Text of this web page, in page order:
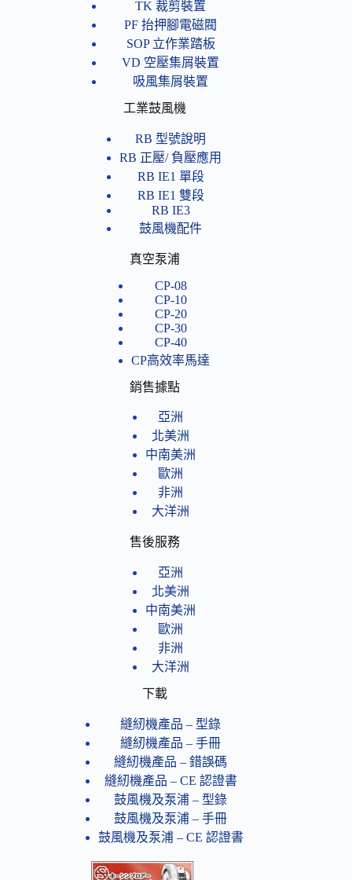
TK 裁剪裝置
PF 抬押腳電磁閥
SOP 立作業踏板
VD 空壓集屑裝置
吸風集屑裝置
工業鼓風機
RB 型號說明
RB 正壓/ 負壓應用
RB IE1 單段
RB IE1 雙段
RB IE3
鼓風機配件
真空泵浦
CP-08
CP-10
CP-20
CP-30
CP-40
CP高效率馬達
銷售據點
亞洲
北美洲
中南美洲
歐洲
非洲
大洋洲
售後服務
亞洲
北美洲
中南美洲
歐洲
非洲
大洋洲
下載
縫紉機產品 – 型錄
縫紉機產品 – 手冊
縫紉機產品 – 錯誤碼
縫紉機產品 – CE 認證書
鼓風機及泵浦 – 型錄
鼓風機及泵浦 – 手冊
鼓風機及泵浦 – CE 認證書